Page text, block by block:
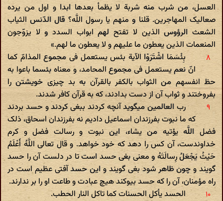
العسل، من شرب منه شربة لا یظمأ بعدها ابدا و اول من یرده
صعالیک المهاجرین. قلنا و منهم یا رسول اللَّه؟ قال الدّنس الثیاب
الشعث الرؤوس الذین لا تفتح لهم ابواب السدد و لا یزوّجون
المنعمات الذین یعطون ما علیهم و لا یعطون ما لهم.»
بِئْسَمَا اشْتَرَوْا الآیة بئس یستعمل فی مجموع المذامّ کما
انّ نعم یستعمل فی مجموع المحامد، و معناه بئسما باعوا به
حظ انفسهم من الثواب بالکفر بالقرآن به بد چیزی خویشتن را
بفروختند و ثواب آن از دست بدادند، که به قرآن کافر شدند.
رب العالمین میگوید آنچه کردند ببغی کردند و حسد بردند
که ما نبوت بفرزندان اسماعیل دادیم نه بفرزندان اسحاق، ذلک
فضل اللَّه یؤتیه من یشاء، این نبوت و رسالت فضل و کرم
خداوندست، آن کس را دهد که خود خواهد. و قال تعالی اللَّهُ أَعْلَمُ
حَیْثُ یَجْعَلُ رِسالَتَهُ و معنی بغی حسد است تا در دلست آن را حسد
گویند و چون ظاهر شود بغی گویند و این حسد آفتی عظیم است در
راه مؤمنان، آن را که حسد بیوکند هیچ عبادت و طاعت او را بر ندارند.
الحسد یأکل الحسنات کما تاکل النار الحطب.